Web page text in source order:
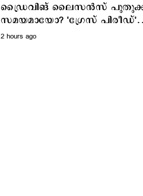
ഡ്രൈവിങ് ലൈസൻസ്
സമയമായോ? 'ഗ്രേസ് പിരീഡ്'
തിരിച്ചെത്തുന്നു; ഓഗസ്റ്റ് 15
2 hours ago